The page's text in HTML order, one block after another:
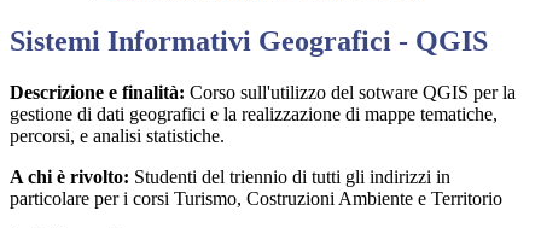
Sistemi Informativi Geografici - QGIS
Descrizione e finalità: Corso sull'utilizzo del sotware QGIS per la
gestione di dati geografici e la realizzazione di mappe tematiche,
percorsi, e analisi statistiche.
A chi è rivolto: Studenti del triennio di tutti gli indirizzi in
particolare per i corsi Turismo, Costruzioni Ambiente e Territorio